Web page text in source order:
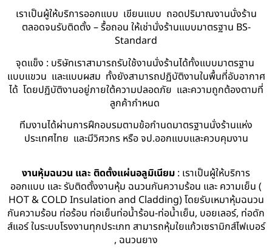
เราเป็นผู้ให้บริการออกแบบ เขียนแบบ ถอดปริมาณงานนั่งร้าน
ตลอดจนรับติดตั้ง – รื้อถอน ให้เช่านั่งร้านแบบมาตรฐาน BS-
Standard
จุดแข็ง : บริษัทเราสามารถรับใช้งานนั่งร้านได้ทั้งแบบมาตรฐาน
แบบแขวน และแบบผสม ทั้งยังสามารถปฏิบัติงานในพื้นที่อับอากาศ
ได้ โดยปฏิบัติงานอยู่ภายใต้ความปลอดภัย และความถูกต้องตามที่
ลูกค้ากำหนด
ทีมงานได้ผ่านการฝึกอบรมตามข้อกำนดมาตรฐานนั่งร้านแห่ง
ประเทศไทย และมีวิศวกร หรือ จป.ออกแบบและควบคุมงาน
งานหุ้มฉนวน และ ติดตั้งแผ่นอลูมิเนียม : เราเป็นผู้ให้บริการ
ออกแบบ และ รับติดตั้งงานหุ้ม ฉนวนกันความร้อน และ ความเย็น (
HOT & COLD Insulation and Cladding) โดยรับเหมาหุ้มฉนวน
กันความร้อน ท่อร้อน ท่อเย็นท่อน้ำร้อน-ท่อน้ำเย็น, บอยเลอร์, ท่อดัก
ส์แอร์ ในระบบโรงงานทุกประเภท สามารถหุ้มใยแก้วเซรามิกส์ไฟเบอร์
, ฉนวนยาง